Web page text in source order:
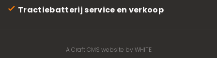
Tractiebatterij service en verkoop
A Craft CMS website by WHITE